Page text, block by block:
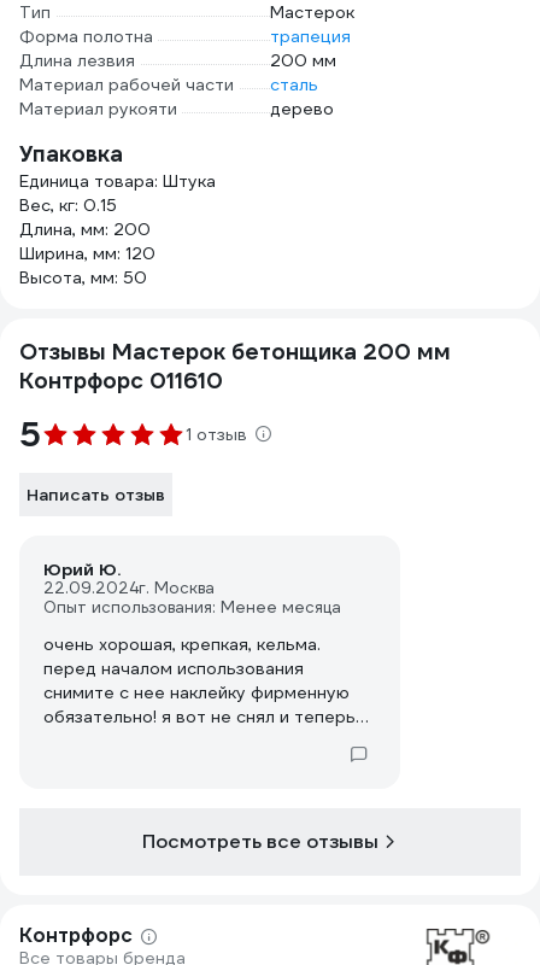
Тип
Мастерок
Форма полотна
трапеция
Длина лезвия
200 мм
Материал рабочей части
сталь
Материал рукояти
дерево
Упаковка
Единица товара: Штука
Вес, кг: 0.15
Длина, мм: 200
Ширина, мм: 120
Высота, мм: 50
Отзывы Мастерок бетонщика 200 мм
Контрфорс 011610
5 1 отзыв
Написать отзыв
Юрий Ю.
22.09.2024г. Москва
Опыт использования: Менее месяца
очень хорошая, крепкая, кельма.
перед началом использования
снимите с нее наклейку фирменную
обязательно! я вот не снял и теперь
Посмотреть все отзывы
Контрфорс
Все товары бренда